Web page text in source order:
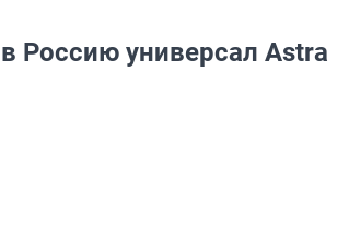
Россию универсал Astra